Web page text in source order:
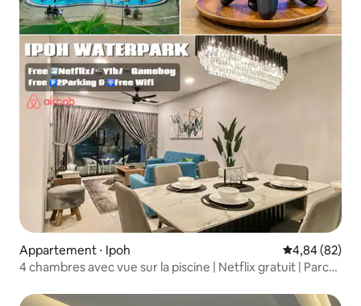
Appartement ⋅ Ipoh Évaluation
4,84 (82)
4 chambres avec vue sur la piscine | Netflix gratuit | Parc